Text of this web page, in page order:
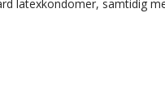
latexkondomer, samtidig